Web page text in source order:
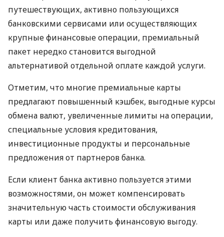
путешествующих, активно пользующихся
банковскими сервисами или осуществляющих
крупные финансовые операции, премиальный
пакет нередко становится выгодной
альтернативой отдельной оплате каждой услуги.
Отметим, что многие премиальные карты
предлагают повышенный кэшбек, выгодные курсы
обмена валют, увеличенные лимиты на операции,
специальные условия кредитования,
инвестиционные продукты и персональные
предложения от партнеров банка.
Если клиент банка активно пользуется этими
возможностями, он может компенсировать
значительную часть стоимости обслуживания
карты или даже получить финансовую выгоду.